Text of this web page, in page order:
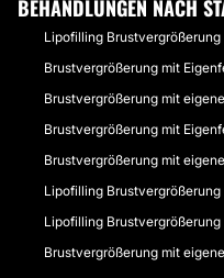
BEHANDLUNGEN NACH
Lipofilling Brustvergrößerung
Brustvergrößerung mit
Brustvergrößerung mit
Brustvergrößerung mit
Brustvergrößerung mit
Lipofilling
Lipofilling
Brustvergrößerung mit